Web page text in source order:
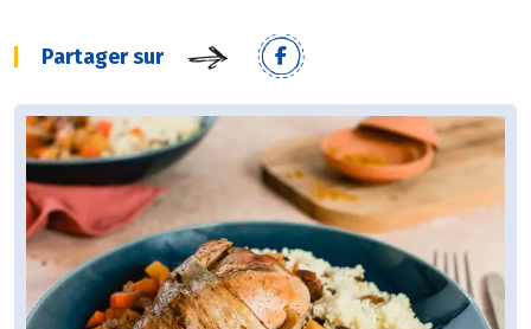
Partager sur